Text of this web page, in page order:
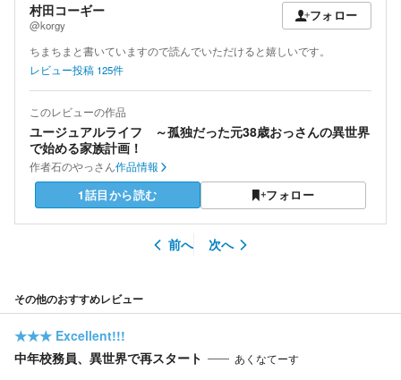
村田コーギー
@korgy
フォロー
ちまちまと書いていますので読んでいただけると嬉しいです。
レビュー投稿 125件
このレビューの作品
ユージュアルライフ ～孤独だった元38歳おっさんの異世界
で始める家族計画！
作者石のやっさん作品情報
1話目から読む フォロー
前へ 次へ
その他のおすすめレビュー
★★★ Excellent!!!
中年校務員、異世界で再スタート
あくなてーす